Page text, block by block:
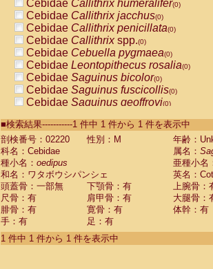
Cebidae Callithrix humeralifer(0)
Cebidae Callithrix jacchus(0)
Cebidae Callithrix penicillata(0)
Cebidae Callithrixspp.(0)
Cebidae Cebuella pygmaea(0)
Cebidae Leontopithecus rosalia(0)
Cebidae Saguinus bicolor(0)
Cebidae Saguinus fuscicollis(0)
Cebidae Saguinus geoffroyi(0)
CebidaeSaguinus labiatus(0)
Cebidae Saguinus leucopus (0)
Cebidae
Cebidae
CebidaeSaguinus nigricollis (0)
Cebidae Saguinus oedipus
Cebidae Saguinus weddelli
Cebidae Saguinusspp.
Cebidae Aotus trivirgatus
Cebidae Cebus albifrons
■検索結果-----------1 件中 1 件から 1 件を表示中
剖検番号：02220
性別：M
年齢：
科名：Cebidae
属名：
種小名： oedipus
亜種小名
和名：ワタボウシパンシェ
英名：
頭蓋骨：一部無
下顎骨：有
上腕骨：
尺骨：有
肩甲骨：有
大腿骨：
腓骨：有
寛骨：有
体幹：有
手：有
足：有
1 件中 1 件から 1 件を表示中